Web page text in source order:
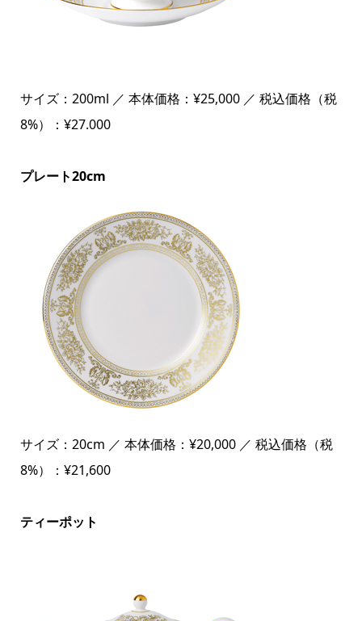
サイズ：200ml ／ 本体価格：¥25,000 ／ 税込価格（税
8%）：¥27.000
プレート20cm
サイズ：20cm ／ 本体価格：¥20,000 ／ 税込価格（税
8%）：¥21,600
ティーポット